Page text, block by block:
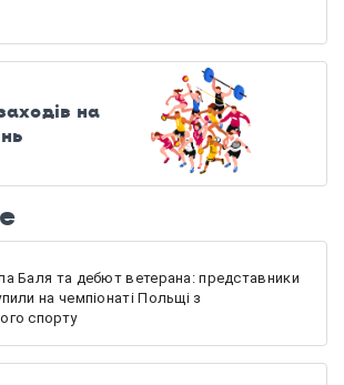
на
Баля та дебют ветерана: представники
на чемпіонаті Польщі з
спорту